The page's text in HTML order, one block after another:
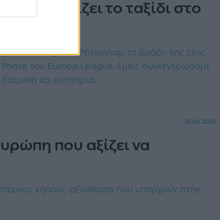
κοστίζει το ταξίδι στο
στο De Kuip του Ρότερνταμ το βράδυ της 23ης
του Europa League. Εμείς συγκεντρώσαμε
και εισιτήρια.
25.04.2025
που αξίζει να
κήπους-αξιοθέατα που υπάρχουν στην